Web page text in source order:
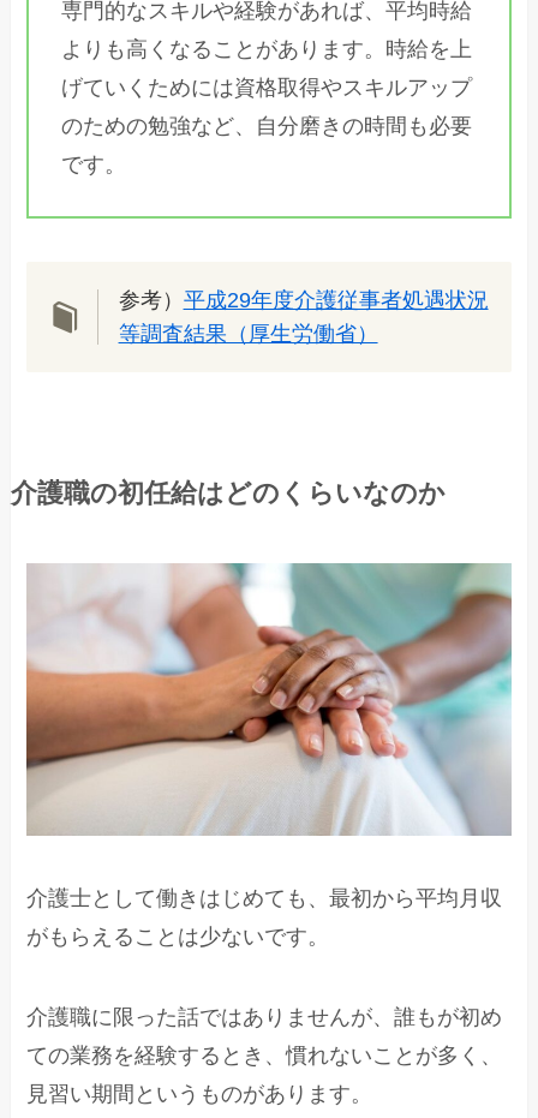
専門的なスキルや経験があれば、平均時給
よりも高くなることがあります。時給を上
げていくためには資格取得やスキルアップ
のための勉強など、自分磨きの時間も必要
です。
参考） 平成29年度介護従事者処遇状況
等調査結果（厚生労働省）
介護職の初任給はどのくらいなのか
介護士として働きはじめても、最初から平均月収
がもらえることは少ないです。
介護職に限った話ではありませんが、誰もが初め
ての業務を経験するとき、慣れないことが多く、
見習い期間というものがあります。